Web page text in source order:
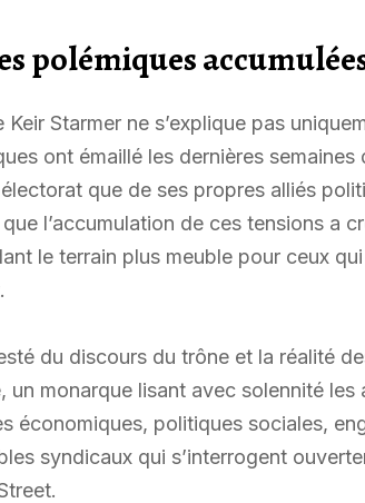
polémiques
Starmer ne s’explique pas
ont émaillé les dernières
que de ses propres alliés
l’accumulation de ces tensions a
le terrain plus meuble pour ceux
du discours du trône et la réalité
un monarque lisant avec solennité les
économiques, politiques sociales,
syndicaux qui s’interrogent